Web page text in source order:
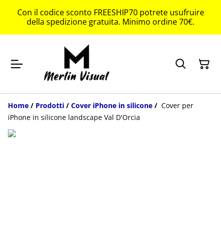
Con il codice sconto FREESHIP70 potrete usufruire
della spedizione gratuita. Minimo ordine 70€.
Home / Prodotti / Cover iPhone in silicone / Cover per
iPhone in silicone landscape Val D'Orcia